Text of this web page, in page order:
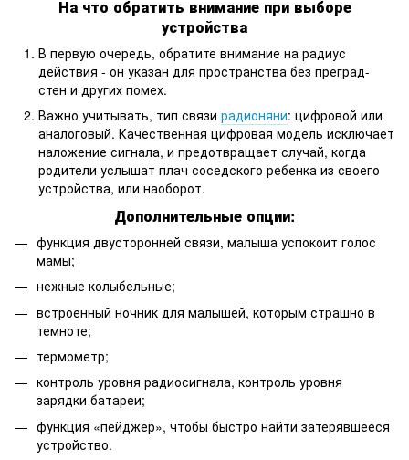
На что обратить внимание при выборе
устройства
В первую очередь, обратите внимание на радиус
действия - он указан для пространства без преград-
стен и других помех.
Важно учитывать, тип связи радионяни: цифровой или
аналоговый. Качественная цифровая модель исключает
наложение сигнала, и предотвращает случай, когда
родители услышат плач соседского ребенка из своего
устройства, или наоборот.
Дополнительные опции:
функция двусторонней связи, малыша успокоит голос
мамы;
нежные колыбельные;
встроенный ночник для малышей, которым страшно в
темноте;
термометр;
контроль уровня радиосигнала, контроль уровня
зарядки батареи;
функция «пейджер», чтобы быстро найти затерявшееся
устройство.